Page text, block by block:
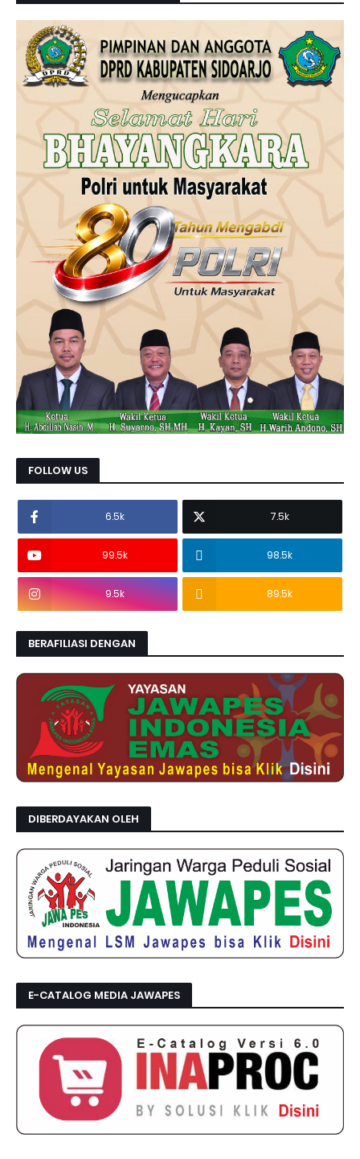
FOLLOW US
6.5k 7.5k
99.5k 98.5k
9.5k 89.5k
BERAFILIASI DENGAN
DIBERDAYAKAN OLEH
E-CATALOG MEDIA JAWAPES